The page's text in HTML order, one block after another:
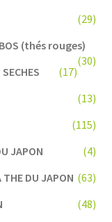
(29)
(thés rouges)
(30)
(17)
(13)
(115)
JAPON
(4)
THE DU JAPON (63)
(48)